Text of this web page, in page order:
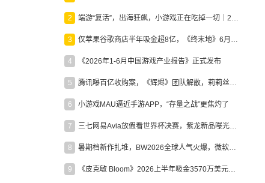
2 端游“复活”，出海狂飙，小游戏正在吃掉一切｜2026上半年产业报告
3 仅苹果谷歌商店半年吸金超8亿，《终末地》6月份收入显著回暖
4 《2026年1-6月中国游戏产业报告》正式发布
5 腾讯曝百亿收购案，《辉烬》团队解散，莉莉丝新作曝光｜陀螺周报
6 小游戏MAU逼近手游APP，“存量之战”更焦灼了
7 三七网易Avia放假看世界杯决赛，紫龙新品曝光，米哈游新作上线 | 陀螺周报
8 暑期档新作扎堆，BW2026全球人气火爆，微软XBOX大裁员|陀螺周报
9 《皮克敏 Bloom》2026上半年吸金3570万美元，中国台湾成最大市场